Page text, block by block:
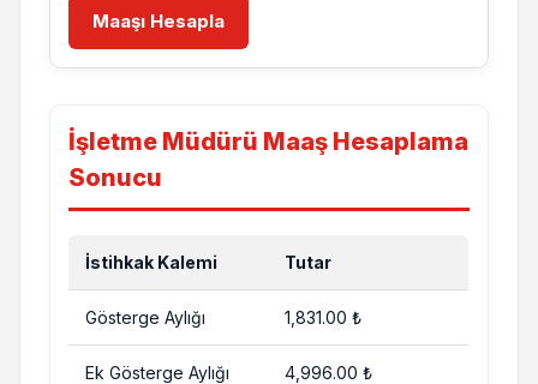
Maaşı Hesapla
İşletme Müdürü Maaş Hesaplama
Sonucu
İstihkak Kalemi Tutar
Gösterge Aylığı 1,831.00 ₺
Ek Gösterge Aylığı 4,996.00 ₺